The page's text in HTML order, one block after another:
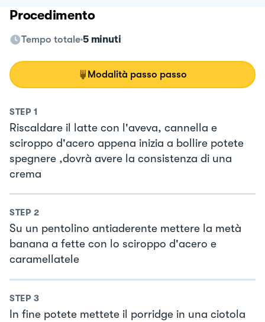
Procedimento
Tempo totale 5 minuti
Modalità passo passo
STEP 1
Riscaldare il latte con l'aveva, cannella e
sciroppo d'acero appena inizia a bollire potete
spegnere ,dovrà avere la consistenza di una
crema
STEP 2
Su un pentolino antiaderente mettere la metà
banana a fette con lo sciroppo d'acero e
caramellatele
STEP 3
In fine potete mettete il porridge in una ciotola